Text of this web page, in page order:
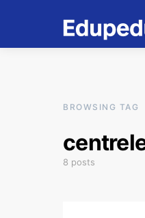
BROWSING TAG
8 posts